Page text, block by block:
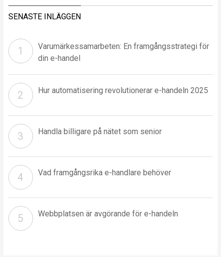
SENASTE INLÄGGEN
Varumärkessamarbeten: En framgångsstrategi för
din e-handel
Hur automatisering revolutionerar e-handeln 2025
Handla billigare på nätet som senior
Vad framgångsrika e-handlare behöver
Webbplatsen är avgörande för e-handeln